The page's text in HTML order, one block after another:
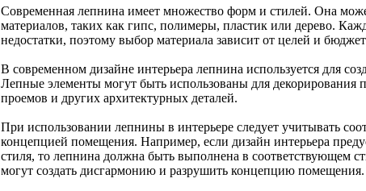
Современная лепнина имеет множество форм и стилей. Она
материалов, таких как гипс, полимеры, пластик или дерево.
недостатки, поэтому выбор материала зависит от целей и
В современном дизайне интерьера лепнина используется для
Лепные элементы могут быть использованы для декорирования
проемов и других архитектурных деталей.
При использовании лепнины в интерьере следует учитывать
концепцией помещения. Например, если дизайн интерьера
стиля, то лепнина должна быть выполнена в соответствующем
могут создать дисгармонию и разрушить концепцию помещения.